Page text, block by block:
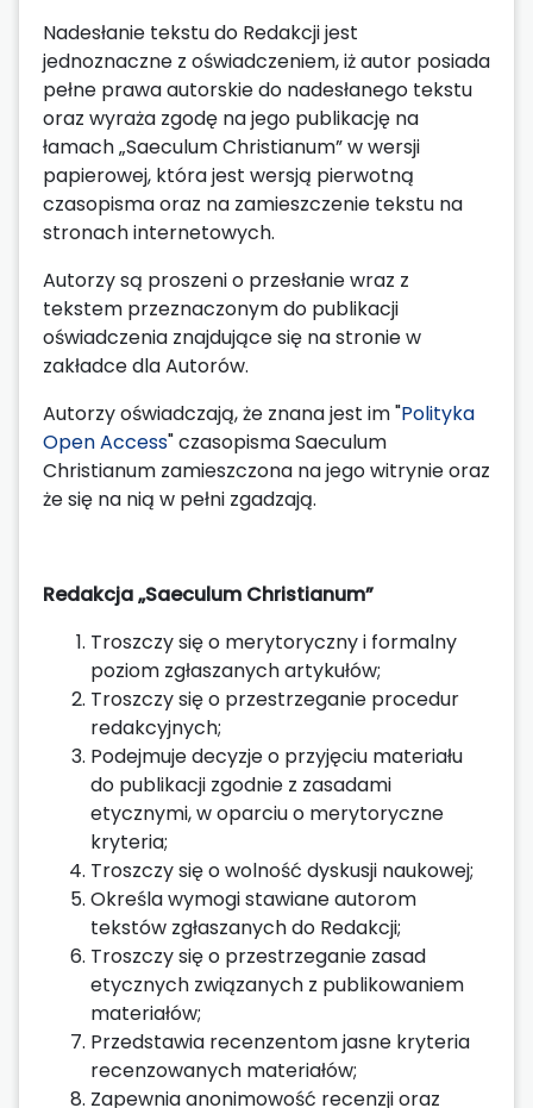
Nadesłanie tekstu do Redakcji jest
jednoznaczne z oświadczeniem, iż autor posiada
pełne prawa autorskie do nadesłanego tekstu
oraz wyraża zgodę na jego publikację na
łamach „Saeculum Christianum” w wersji
papierowej, która jest wersją pierwotną
czasopisma oraz na zamieszczenie tekstu na
stronach internetowych.
Autorzy są proszeni o przesłanie wraz z
tekstem przeznaczonym do publikacji
oświadczenia znajdujące się na stronie w
zakładce dla Autorów.
Autorzy oświadczają, że znana jest im "Polityka
Open Access" czasopisma Saeculum
Christianum zamieszczona na jego witrynie oraz
że się na nią w pełni zgadzają.
Redakcja „Saeculum Christianum”
Troszczy się o merytoryczny i formalny
poziom zgłaszanych artykułów;
Troszczy się o przestrzeganie procedur
redakcyjnych;
Podejmuje decyzje o przyjęciu materiału
do publikacji zgodnie z zasadami
etycznymi, w oparciu o merytoryczne
kryteria;
Troszczy się o wolność dyskusji naukowej;
Określa wymogi stawiane autorom
tekstów zgłaszanych do Redakcji;
Troszczy się o przestrzeganie zasad
etycznych związanych z publikowaniem
materiałów;
Przedstawia recenzentom jasne kryteria
recenzowanych materiałów;
Zapewnia anonimowość recenzji oraz